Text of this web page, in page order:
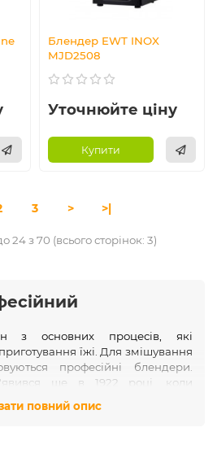
Блендер EWT INOX
MJD2508
Уточнюйте ціну
Купити
3 > >|
24 з 70 (всього сторінок: 3)
з основних процесів, які
їжі. Для змішування
професійні блендери.
ще в 1922 році, коли
процес вдосконалюється і стає
повний опис